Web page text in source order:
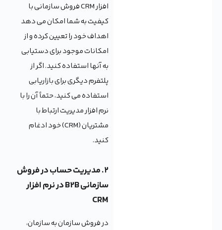
افزار CRM فروش سازمانی با
کیفیت به شما امکان می دهد
اهداف خود را تعیین کرده و از
امکانات موجود برای دستیابی
به آنها استفاده کنید. اگر از
پلتفرم دیگری برای بازاریابی
استفاده می کنید، حتماً آن را با
نرم افزار مدیریت ارتباط با
مشتریان (CRM) خود ادغام
کنید.
۲. مدیریت حساب در فروش
سازمانی B2B در نرم افزار
CRM
در فروش سازمان به سازمان،